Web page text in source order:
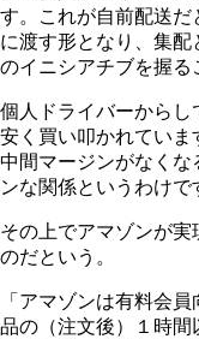
す。これが自前配送
に渡す形となり、集
のイニシアチブを握る
個人ドライバーからし
安く買い叩かれてい
中間マージンがなくな
ンな関係というわけで
その上でアマゾンが
のだという。
「アマゾンは有料会
品の（注文後）１時